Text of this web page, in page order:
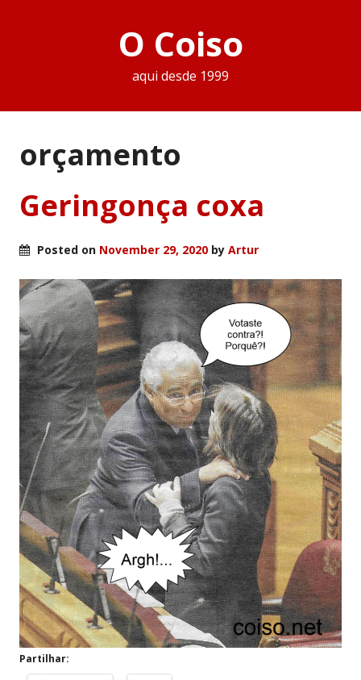
O Coiso
aqui desde 1999
orçamento
Geringonça coxa
Posted on November 29, 2020 by Artur
Partilhar: